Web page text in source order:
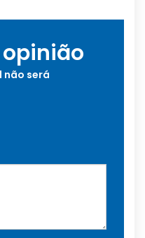
opinião
não será